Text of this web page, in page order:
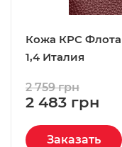
Кожа КРС
1,4 Италия
2 483 грн
2 759 грн
Заказать